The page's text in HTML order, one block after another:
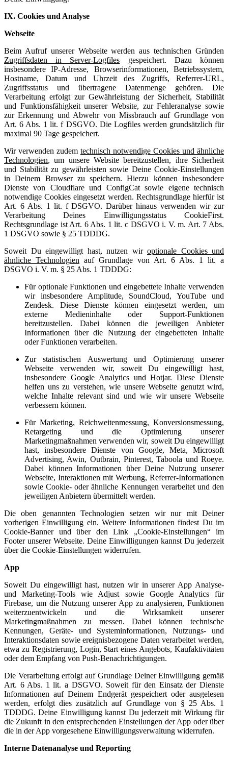
IX. Cookies und Analyse
Webseite
Beim Aufruf unserer Webseite werden aus technischen Gründen
Zugriffsdaten in Server-Logfiles gespeichert. Dazu können
insbesondere IP-Adresse, Browserinformationen, Betriebssystem,
Hostname, Datum und Uhrzeit des Zugriffs, Referrer-URL,
Zugriffsstatus und übertragene Datenmenge gehören. Die
Verarbeitung erfolgt zur Gewährleistung der Sicherheit, Stabilität
und Funktionsfähigkeit unserer Website, zur Fehleranalyse sowie
zur Erkennung und Abwehr von Missbrauch auf Grundlage von
Art. 6 Abs. 1 lit. f DSGVO. Die Logfiles werden grundsätzlich für
maximal 90 Tage gespeichert.
Wir verwenden zudem technisch notwendige Cookies und ähnliche
Technologien, um unsere Website bereitzustellen, ihre Sicherheit
und Stabilität zu gewährleisten sowie Deine Cookie-Einstellungen
in Deinem Browser zu speichern. Hierzu können insbesondere
Dienste von Cloudflare und ConfigCat sowie eigene technisch
notwendige Cookies eingesetzt werden. Rechtsgrundlage hierfür ist
Art. 6 Abs. 1 lit. f DSGVO. Darüber hinaus verwenden wir zur
Verarbeitung Deines Einwilligungsstatus CookieFirst.
Rechtsgrundlage ist Art. 6 Abs. 1 lit. c DSGVO i. V. m. Art. 7 Abs.
1 DSGVO sowie § 25 TDDDG.
Soweit Du eingewilligt hast, nutzen wir optionale Cookies und
ähnliche Technologien auf Grundlage von Art. 6 Abs. 1 lit. a
DSGVO i. V. m. § 25 Abs. 1 TDDDG:
Für optionale Funktionen und eingebettete Inhalte verwenden
wir insbesondere Amplitude, SoundCloud, YouTube und
Zendesk. Diese Dienste können eingesetzt werden, um
externe Medieninhalte oder Support-Funktionen
bereitzustellen. Dabei können die jeweiligen Anbieter
Informationen über die Nutzung der eingebetteten Inhalte
oder Funktionen verarbeiten.
Zur statistischen Auswertung und Optimierung unserer
Webseite verwenden wir, soweit Du eingewilligt hast,
insbesondere Google Analytics und Hotjar. Diese Dienste
helfen uns zu verstehen, wie unsere Webseite genutzt wird,
welche Inhalte relevant sind und wie wir unsere Webseite
verbessern können.
Für Marketing, Reichweitenmessung, Konversionsmessung,
Retargeting und die Optimierung unserer
Marketingmaßnahmen verwenden wir, soweit Du eingewilligt
hast, insbesondere Dienste von Google, Meta, Microsoft
Advertising, Awin, Outbrain, Pinterest, Taboola und Roeye.
Dabei können Informationen über Deine Nutzung unserer
Webseite, Interaktionen mit Werbung, Referrer-Informationen
sowie Cookie- oder ähnliche Kennungen verarbeitet und den
jeweiligen Anbietern übermittelt werden.
Die oben genannten Technologien setzen wir nur mit Deiner
vorherigen Einwilligung ein. Weitere Informationen findest Du im
Cookie-Banner und über den Link „Cookie-Einstellungen“ im
Footer unserer Webseite. Deine Einwilligungen kannst Du jederzeit
über die Cookie-Einstellungen widerrufen.
App
Soweit Du eingewilligt hast, nutzen wir in unserer App Analyse-
und Marketing-Tools wie Adjust sowie Google Analytics für
Firebase, um die Nutzung unserer App zu analysieren, Funktionen
weiterzuentwickeln und die Wirksamkeit unserer
Marketingmaßnahmen zu messen. Dabei können technische
Kennungen, Geräte- und Systeminformationen, Nutzungs- und
Interaktionsdaten sowie ereignisbezogene Daten verarbeitet werden,
etwa zu Registrierung, Login, Start eines Angebots, Kaufaktivitäten
oder dem Empfang von Push-Benachrichtigungen.
Die Verarbeitung erfolgt auf Grundlage Deiner Einwilligung gemäß
Art. 6 Abs. 1 lit. a DSGVO. Soweit für den Einsatz der Dienste
Informationen auf Deinem Endgerät gespeichert oder ausgelesen
werden, erfolgt dies zusätzlich auf Grundlage von § 25 Abs. 1
TDDDG. Deine Einwilligung kannst Du jederzeit mit Wirkung für
die Zukunft in den entsprechenden Einstellungen der App oder über
die in der App vorgesehene Einwilligungsverwaltung widerrufen.
Interne Datenanalyse und Reporting